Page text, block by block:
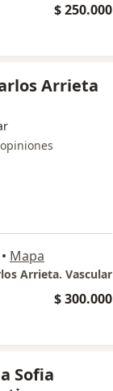
$ 250.000
Arrieta
• Mapa
Arrieta. Vascular
$ 300.000
Sofia